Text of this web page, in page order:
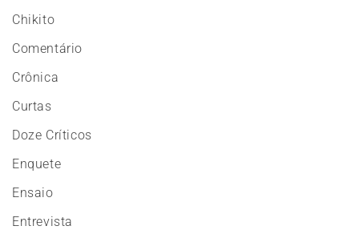
Chikito
Comentário
Crônica
Curtas
Doze Críticos
Enquete
Ensaio
Entrevista